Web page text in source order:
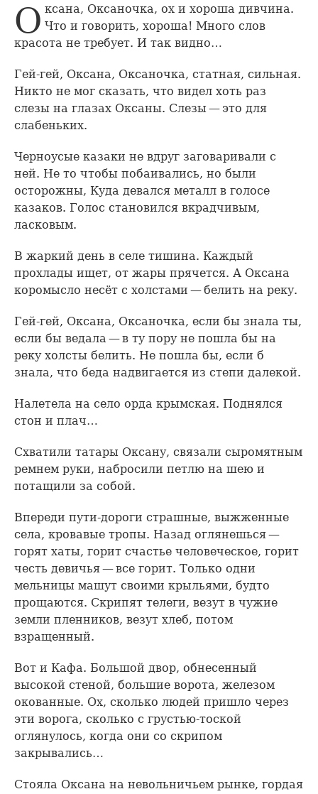
Оксана, Оксаночка, ох и хороша дивчина. Что и говорить, хороша! Много слов
красота не требует. И так видно…
Гей-гей, Оксана, Оксаночка, статная, сильная.
Никто не мог сказать, что видел хоть раз
слезы на глазах Оксаны. Слезы — это для
слабеньких.
Черноусые казаки не вдруг заговаривали с
ней. Не то чтобы побаивались, но были
осторожны, Куда девался металл в голосе
казаков. Голос становился вкрадчивым,
ласковым.
В жаркий день в селе тишина. Каждый
прохлады ищет, от жары прячется. А Оксана
коромысло несёт с холстами — белить на реку.
Гей-гей, Оксана, Оксаночка, если бы знала ты,
если бы ведала — в ту пору не пошла бы на
реку холсты белить. Не пошла бы, если б
знала, что беда надвигается из степи далекой.
Налетела на село орда крымская. Поднялся
стон и плач…
Схватили татары Оксану, связали сыромятным
ремнем руки, набросили петлю на шею и
потащили за собой.
Впереди пути-дороги страшные, выжженные
села, кровавые тропы. Назад оглянешься —
горят хаты, горит счастье человеческое, горит
честь девичья — все горит. Только одни
мельницы машут своими крыльями, будто
прощаются. Скрипят телеги, везут в чужие
земли пленников, везут хлеб, потом
взращенный.
Вот и Кафа. Большой двор, обнесенный
высокой стеной, большие ворота, железом
окованные. Ох, сколько людей пришло через
эти ворога, сколько с грустью-тоской
оглянулось, когда они со скрипом
закрывались…
Стояла Оксана на невольничьем рынке, гордая